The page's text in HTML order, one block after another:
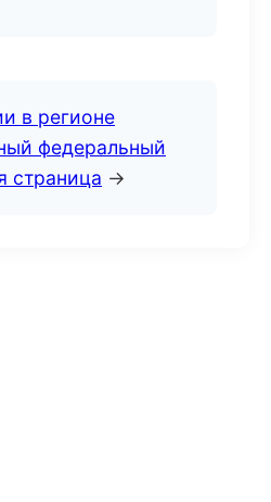
в регионе
федеральный
страница →